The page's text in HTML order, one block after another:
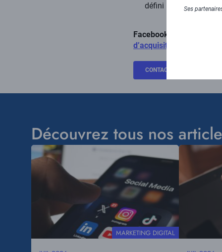
défini pour la
Facebook ads est
d’acquisition
CONTACTEZ-NOUS
Découvrez tous nos
Visuel
principal
THÉMATIQUE
MARKETING DIGITAL
Visuel
Ses